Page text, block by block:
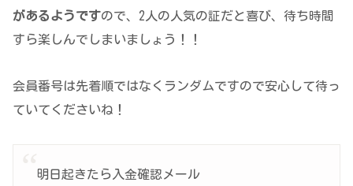
があるようですので、2人の人気の証だと喜び、待ち時間
すら楽しんでしまいましょう！！
会員番号は先着順ではなくランダムですので安心して待っ
ていてくださいね！
明日起きたら入金確認メール